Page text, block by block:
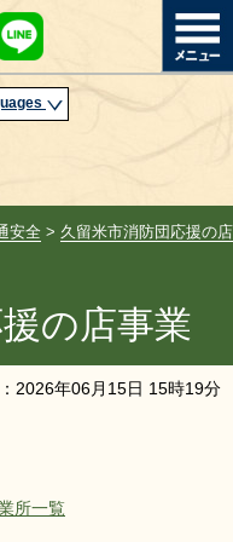
から探す
安全 > 久留米市消防団応援の店
の店事業
2026年06月 15日 15時19分
所一覧